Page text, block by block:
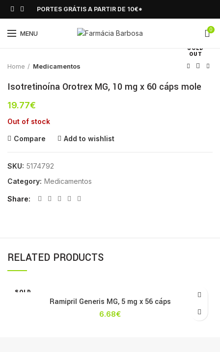
PORTES GRÁTIS A PARTIR DE 10€*
MENU 0
SOLD
OUT
Click to enlarge
Home Medicamentos
Isotretinoína Orotrex MG, 10 mg x 60 cáps mole
19.77€
Out of stock
Compare Add to wishlist
SKU: 5174792
Category: Medicamentos
Share
RELATED PRODUCTS
SOLD
Ramipril Generis MG, 5 mg x 56 cáps
6.68€